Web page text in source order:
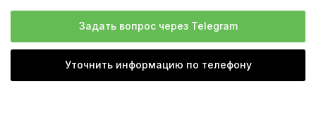
Задать вопрос через Telegram
Уточнить информацию по телефону